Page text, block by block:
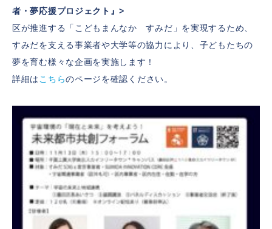
者・夢応援プロジェクト』>
区が推進する「こどもまんなか すみだ」を実現するため、
すみだを支える事業者や大学等の協力により、子どもたちの
夢を育む様々な企画を実施します！
詳細は こちらのページを確認ください。